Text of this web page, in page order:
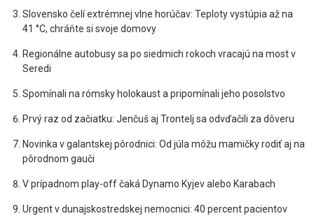
Slovensko čelí extrémnej vlne horúčav: Teploty vystúpia až na
41 °C, chráňte si svoje domovy
Regionálne autobusy sa po siedmich rokoch vracajú na most v
Seredi
Spomínali na rómsky holokaust a pripomínali jeho posolstvo
Prvý raz od začiatku: Jenčuš aj Trontelj sa odvďačili za dôveru
Novinka v galantskej pôrodnici: Od júla môžu mamičky rodiť aj na
pôrodnom gauči
V prípadnom play-off čaká Dynamo Kyjev alebo Karabach
Urgent v dunajskostredskej nemocnici: 40 percent pacientov